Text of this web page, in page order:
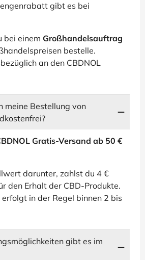
gibt es bei
bei einem Großhandelsauftrag
bestelle.
an den CBDNOL
meine Bestellung von
Gratis-Versand ab 50 €
darunter, zahlst du 4 €
den Erhalt der CBD-Produkte.
in der Regel binnen 2 bis
gibt es im